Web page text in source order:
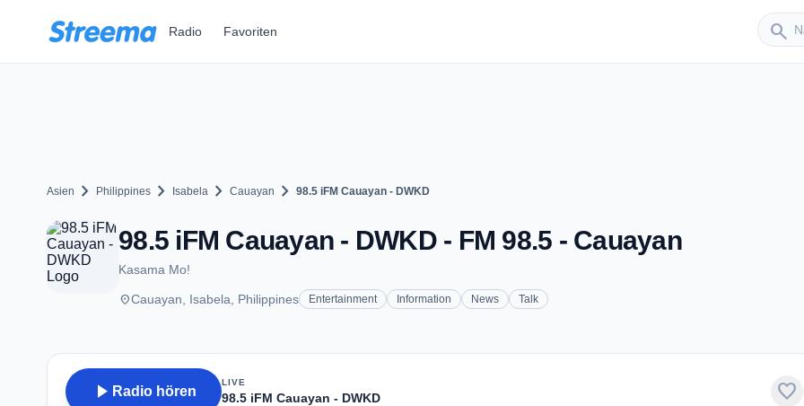
Radio Favoriten search
Sender
Asien chevron_right Philippines chevron_right Isabela chevron_right Cauayan chevron_right 98.5 iFM Cauayan - DWKD
98.5 iFM Cauayan - DWKD - FM 98.5 - Cauayan
Kasama Mo!
placeCauayan, Isabela, Philippines Entertainment Information News Talk
play_arrow Radio hören
LIVE
98.5 iFM Cauayan - DWKD favorite